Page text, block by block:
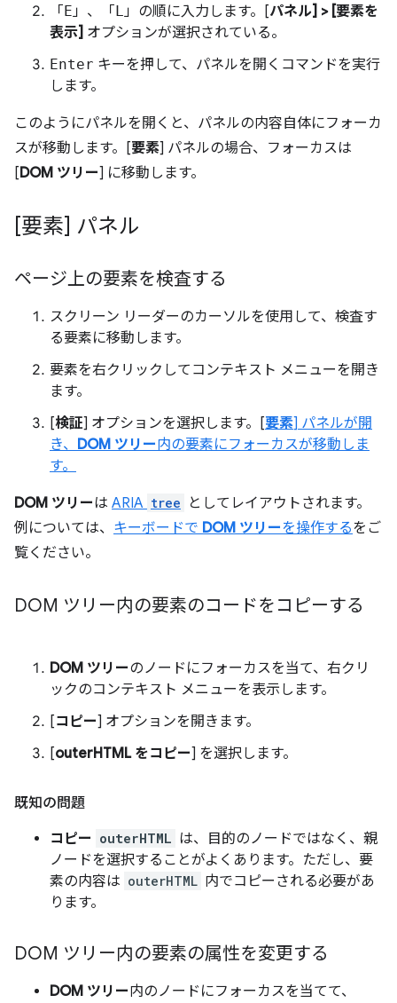
「 E」、「 L」の順に入力します。[パネル] > [要素を
表示] オプションが選択されている。
Enter キーを押して、パネルを開くコマンドを実行
します。
このようにパネルを開くと、パネルの内容自体にフォーカ
スが移動します。[要素] パネルの場合、フォーカスは
[DOM ツリー] に移動します。
[要素] パネル
ページ上の要素を検査する
スクリーン リーダーのカーソルを使用して、検査す
る要素に移動します。
要素を右クリックしてコンテキスト メニューを開き
ます。
[検証] オプションを選択します。[要素] パネルが開
き、 DOM ツリー内の要素にフォーカスが移動しま
す。
DOM ツリーは ARIA tree
としてレイアウトされます。
例については、 キーボードで DOM ツリーを操作するをご
覧ください。
DOM ツリー内の要素のコードをコピーする
DOM ツリーのノードにフォーカスを当て、右クリ
ックのコンテキスト メニューを表示します。
[コピー] オプションを開きます。
[outerHTML をコピー] を選択します。
既知の問題
コピー outerHTML は、目的のノードではなく、親
ノードを選択することがよくあります。ただし、要
素の内容は outerHTML 内でコピーされる必要があ
ります。
DOM ツリー内の要素の属性を変更する
DOM ツリー内のノードにフォーカスを当てて、